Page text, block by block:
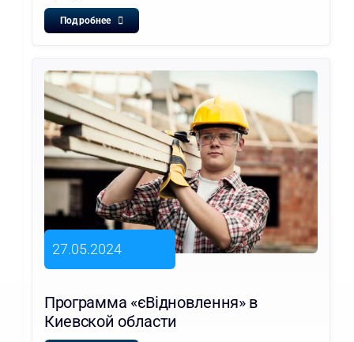
Подробнее
27.05.2024
Программа «єВідновлення» в
Киевской области